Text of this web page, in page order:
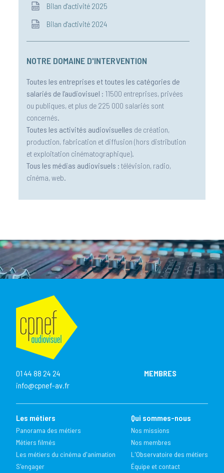
Bilan d'activité 2025
Bilan d'activité 2024
NOTRE DOMAINE D'INTERVENTION
Toutes les entreprises et toutes les catégories de
salariés de l’audiovisuel : 11500 entreprises, privées
ou publiques, et plus de 225 000 salariés sont
concernés.
Toutes les activités audiovisuelles de création,
production, fabrication et diffusion (hors distribution
et exploitation cinématographique).
Tous les médias audiovisuels : télévision, radio,
cinéma, web.
01 44 88 24 24
info@cpnef-av.fr
MEMBRES
Les métiers
Panorama des métiers
Métiers filmés
Les métiers du cinéma d'animation
S'engager
Qui sommes-nous
Nos missions
Nos membres
L'Observatoire des métiers
Équipe et contact